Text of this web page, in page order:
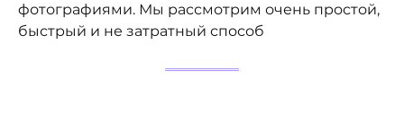
фотографиями. Мы рассмотрим очень простой,
быстрый и не затратный способ